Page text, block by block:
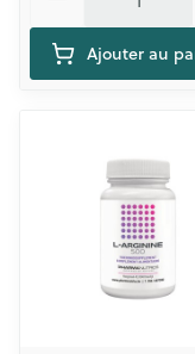
Ajouter au